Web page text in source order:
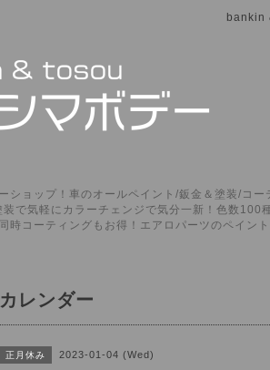
bankin
ショップ！車のオールペイント/鈑金＆塗装/コ
で気軽にカラーチェンジで気分一新！色数100
時コーティングもお得！エアロパーツのペイント
カレンダー
正月休み 2023-01-04 (Wed)